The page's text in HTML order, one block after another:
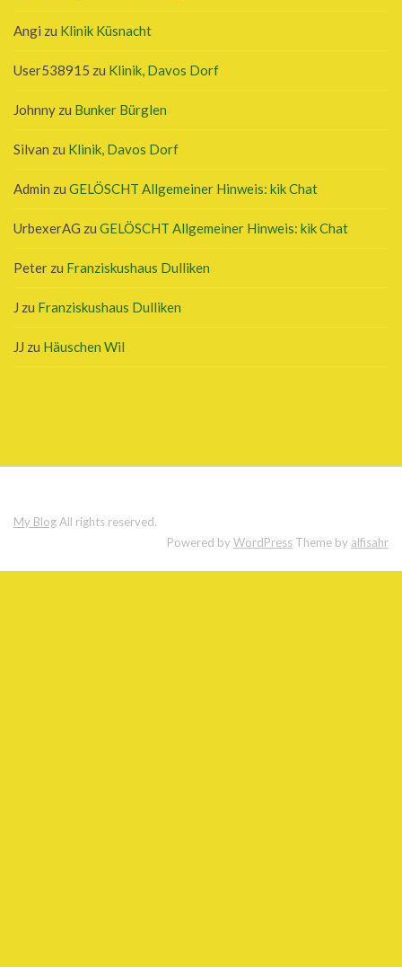
Angi zu Klinik Küsnacht
User538915 zu Klinik, Davos Dorf
Johnny zu Bunker Bürglen
Silvan zu Klinik, Davos Dorf
Admin zu GELÖSCHT Allgemeiner Hinweis: kik Chat
UrbexerAG zu GELÖSCHT Allgemeiner Hinweis: kik Chat
Peter zu Franziskushaus Dulliken
J zu Franziskushaus Dulliken
JJ zu Häuschen Wil
My BlogAll rights reserved.
Powered by WordPress Theme by alfisahr